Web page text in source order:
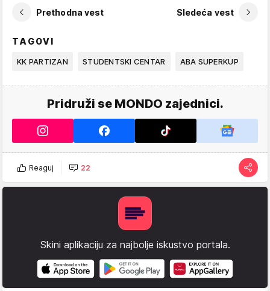
Prethodna vest Sledeća vest
TAGOVI
KK PARTIZAN STUDENTSKI CENTAR ABA SUPERKUP
Pridruži se MONDO zajednici.
Reaguj 22
Skini aplikaciju za najbolje iskustvo portala.